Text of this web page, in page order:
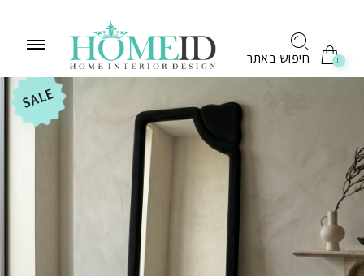
חיפוש באתר 0
SALE